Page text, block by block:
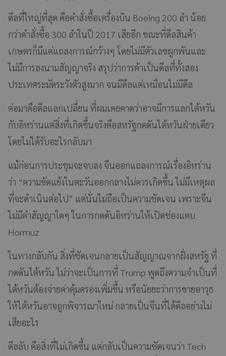
ดีลที่ใหญ่ที่สุด คือคำสั่งซื้อเครื่องบิน Boeing 200 ลำ น้อย
กว่าคำสั่งซื้อ 300 ลำในปี 2017 เสียอีก ขณะที่ดีลสินค้า
เกษตรก็มีแค่แถลงการณ์กว้างๆ โดยไม่มีตัวเลขผูกพันและ
ไม่มีการลงนามสัญญาจริง สรุปว่าการค้าเป็นดีลที่ทั้งสอง
ประเทศระมัดระวังตัวสูงมาก จนมีดีลแต่เหมือนไม่มีดีล
ต่อมาคือดีลแลกเปลี่ยน ที่ผมเคยคาดว่าอาจมีการแลกไต้หวัน
กับอิหร่านแต่สิ่งที่เกิดขึ้นจริงคือสหรัฐกดดันไต้หวันฝ่ายเดียว
โดยไม่ได้รับอะไรกลับมา
แม้ก่อนการประชุมจะจบลง จีนออกแถลงการณ์เรื่องอิหร่าน
ว่า “ความขัดแย้งในตะวันออกกลางไม่ควรเกิดขึ้น ไม่มีเหตุผล
ที่จะดำเนินต่อไป” แต่นั่นไม่ถือเป็นความชัดเจน เพราะจีน
ไม่มีคำสัญญาใดๆ ในการกดดันอิหร่านให้เปิดช่องแคบ
Hormuz
ในทางกลับกัน สิ่งที่ชัดเจนกลายเป็นสัญญาณจากฝั่งสหรัฐ ที่
กดดันไต้หวัน ไม่ว่าจะเป็นการที่ Trump พูดถึงความจำเป็นที่
ไต้หวันต้องจ่ายค่าคุ้มครองเพิ่มขึ้น หรือนัยยะว่าการขายอาวุธ
ให้ไต้หวันอาจถูกพิจารณาใหม่ กลายเป็นจีนที่ได้ดีลอย่างไม่
เสียอะไร
ดีลลับ คือสิ่งที่ไม่เกิดขึ้น แต่กลับเป็นความชัดเจนว่า Tech